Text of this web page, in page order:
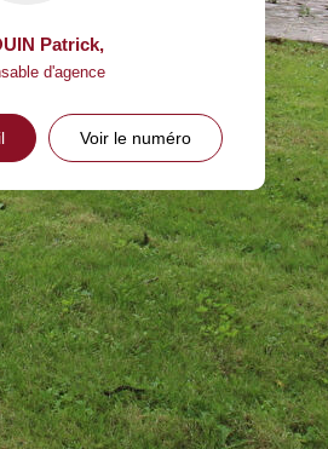
Patrick,
d'agence
Voir le numéro